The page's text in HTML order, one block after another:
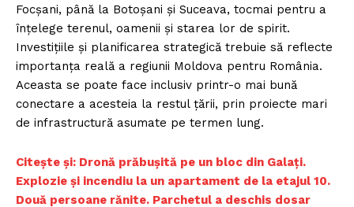
Focșani, până la Botoșani și Suceava, tocmai pentru a
înțelege terenul, oamenii și starea lor de spirit.
Investițiile și planificarea strategică trebuie să reflecte
importanța reală a regiunii Moldova pentru România.
Aceasta se poate face inclusiv printr-o mai bună
conectare a acesteia la restul țării, prin proiecte mari
de infrastructură asumate pe termen lung.
Citește și: Dronă prăbuşită pe un bloc din Galați.
Explozie şi incendiu la un apartament de la etajul 10.
Două persoane rănite. Parchetul a deschis dosar